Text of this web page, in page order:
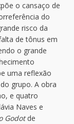
o cansaço de
do
risco da
de tônus em
o grande
uma reflexão
grupo. A obra
e quatro
Naves e
Godotde